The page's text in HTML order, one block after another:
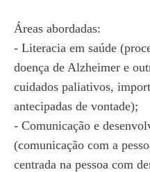
Áreas abordadas:
- Literacia em saúde
doença de Alzheimer e
cuidados paliativos,
antecipadas de vontade);
- Comunicação e
(comunicação com a
centrada na pessoa com